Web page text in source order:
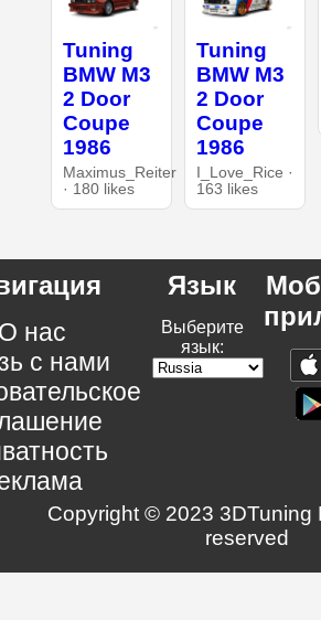
Tuning
BMW M3
2 Door
Coupe
1986
Maximus_Reiter
· 180 likes
Tuning
BMW M3
2 Door
Coupe
1986
I_Love_Rice ·
163 likes
нас
с нами
Язык
Выберите
язык:
Copyright © 2023 3DTuning
reserved